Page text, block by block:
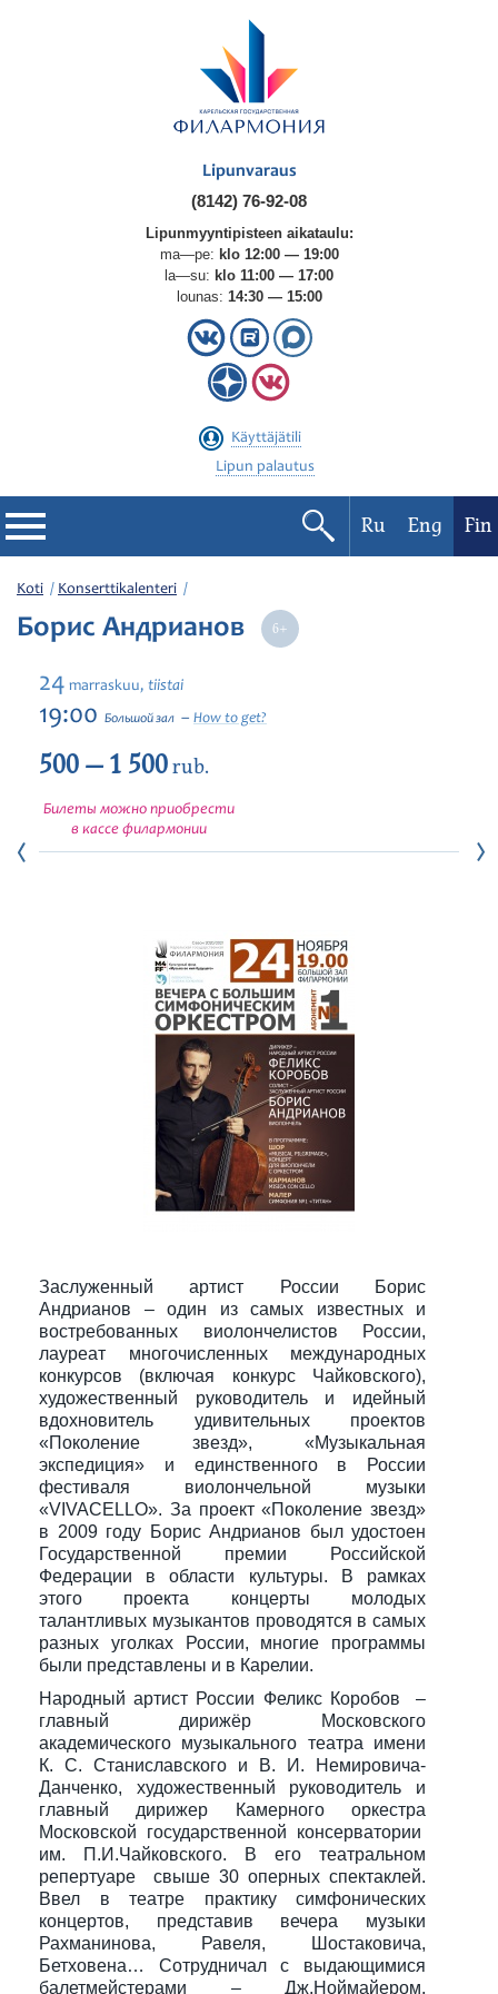
Lipunvaraus
(8142) 76-92-08
Lipunmyyntipisteen aikataulu:
ma—pe: klo 12:00 — 19:00
la—su: klo 11:00 — 17:00
lounas: 14:30 — 15:00
Käyttäjätili
Lipun palautus
Filharmonia
Konserttikalenteri
Festivaalit
Ru Eng Fin
Koti Konserttikalenteri
Борис Андрианов
24 marraskuu, tiistai
19:00 Большой зал How to get?
500 — 1 500rub.
Билеты можно приобрести
в кассе филармонии
Заслуженный артист России Борис
Андрианов – один из самых известных и
востребованных виолончелистов России,
лауреат многочисленных международных
конкурсов (включая конкурс Чайковского),
художественный руководитель и идейный
вдохновитель удивительных проектов
«Поколение звезд», «Музыкальная
экспедиция» и единственного в России
фестиваля виолончельной музыки
«VIVACELLO». За проект «Поколение звезд»
в 2009 году Борис Андрианов был удостоен
Государственной премии Российской
Федерации в области культуры. В рамках
этого проекта концерты молодых
талантливых музыкантов проводятся в самых
разных уголках России, многие программы
были представлены и в Карелии.
Народный артист России Феликс Коробов –
главный дирижёр Московского
академического музыкального театра имени
К. С. Станиславского и В. И. Немировича-
Данченко, художественный руководитель и
главный дирижер Камерного оркестра
Московской государственной консерватории
им. П.И.Чайковского. В его театральном
репертуаре свыше 30 оперных спектаклей.
Ввел в театре практику симфонических
концертов, представив вечера музыки
Рахманинова, Равеля, Шостаковича,
Бетховена… Сотрудничал с выдающимися
балетмейстерами – Дж.Ноймайером,